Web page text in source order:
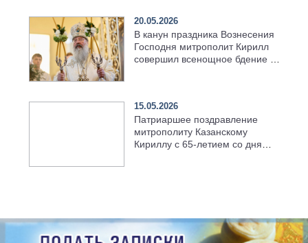
20.05.2026
В канун праздника Вознесения
Господня митрополит Кирилл
совершил всенощное бдение в
15.05.2026
Патриаршее поздравление
митрополиту Казанскому
Кириллу с 65-летием со дня